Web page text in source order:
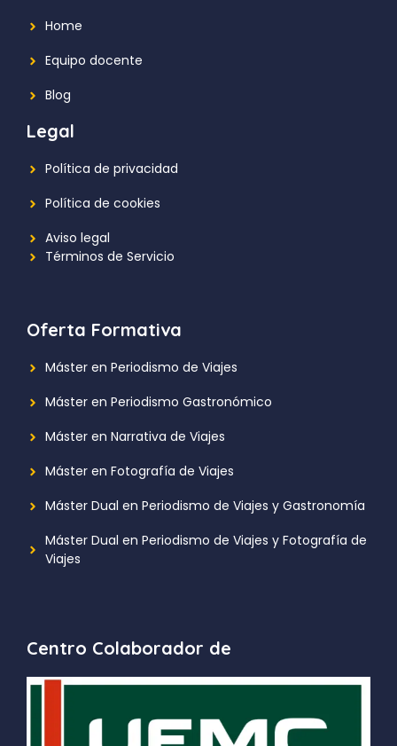
Home
Equipo docente
Blog
Legal
Política de privacidad
Política de cookies
Aviso legal
Términos de Servicio
Oferta Formativa
Máster en Periodismo de Viajes
Máster en Periodismo Gastronómico
Máster en Narrativa de Viajes
Máster en Fotografía de Viajes
Máster Dual en Periodismo de Viajes y Gastronomía
Máster Dual en Periodismo de Viajes y Fotografía de
Viajes
Centro Colaborador de